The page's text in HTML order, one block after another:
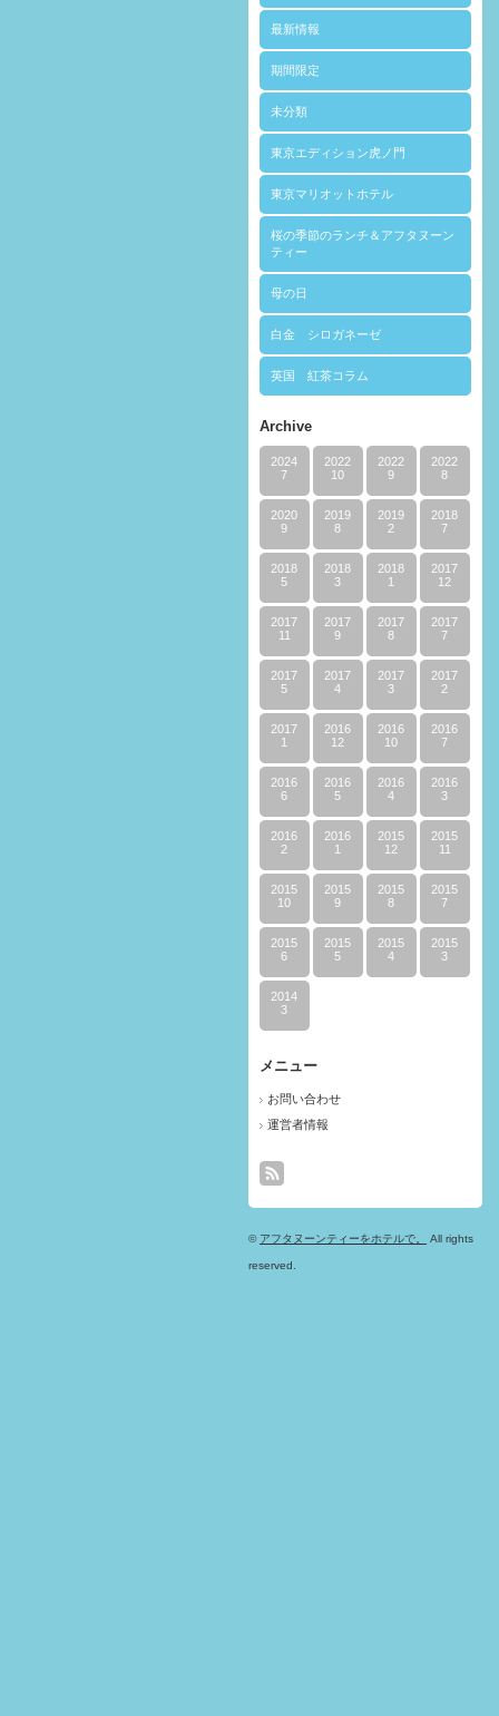
最新情報
期間限定
未分類
東京エディション虎ノ門
東京マリオットホテル
桜の季節のランチ＆アフタヌーン
ティー
母の日
白金 シロガネーゼ
英国 紅茶コラム
Archive
2024
7
2022
10
2022
9
2022
8
2020
9
2019
8
2019
2
2018
7
2018
5
2018
3
2018
1
2017
12
2017
11
2017
9
2017
8
2017
7
2017
5
2017
4
2017
3
2017
2
2017
1
2016
12
2016
10
2016
7
2016
6
2016
5
2016
4
2016
3
2016
2
2016
1
2015
12
2015
11
2015
10
2015
9
2015
8
2015
7
2015
6
2015
5
2015
4
2015
3
2014
3
メニュー
お問い合わせ
運営者情報
© アフタヌーンティーをホテルで。 All rights
reserved.